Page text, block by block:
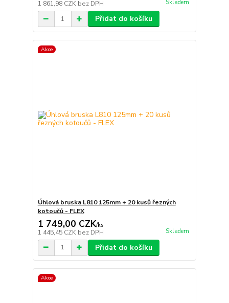
1 861,98 CZK bez DPH Skladem
Přidat do košíku
Akce
Úhlová bruska L810 125mm + 20 kusů řezných
kotoučů - FLEX
1 749,00 CZK/ks
1 445,45 CZK bez DPH Skladem
Přidat do košíku
Akce